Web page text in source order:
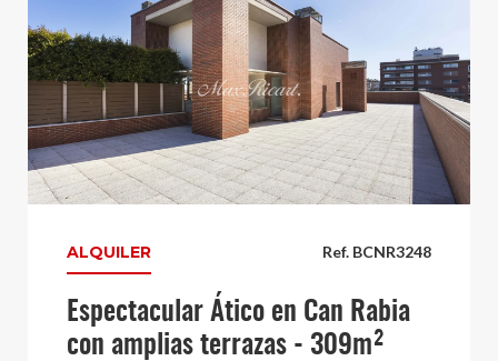
Ref. BCNR3248
ALQUILER
Espectacular Ático en Can Rabia
con amplias terrazas - 309m²